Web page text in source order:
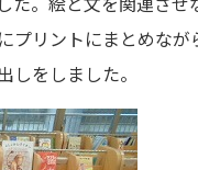
リントにまとめなが
しをしました。